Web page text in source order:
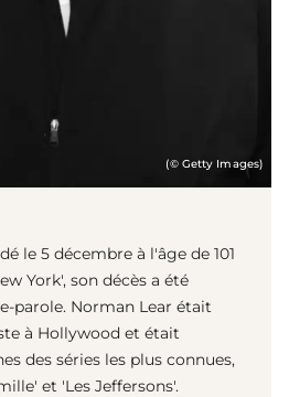
(© Getty Images)
le 5 décembre à l'âge de 101
York', son décès a été
parole. Norman Lear était
à Hollywood et était
des séries les plus connues,
et 'Les Jeffersons'.